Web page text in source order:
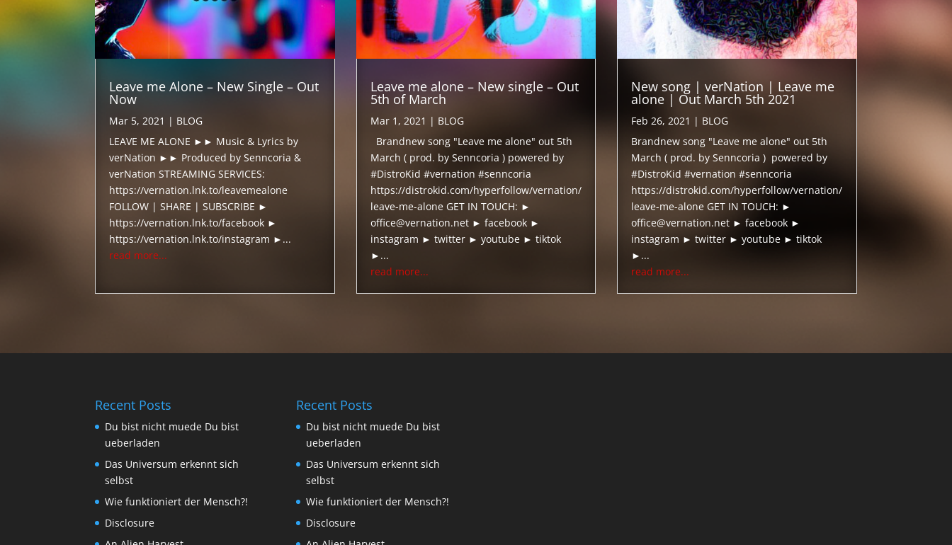
Leave me Alone – New Single – Out
Now
Mar 5, 2021 | BLOG
LEAVE ME ALONE ►► Music & Lyrics by
verNation ►► Produced by Senncoria &
verNation STREAMING SERVICES:
https://vernation.lnk.to/leavemealone
FOLLOW | SHARE | SUBSCRIBE ►
https://vernation.lnk.to/facebook ►
https://vernation.lnk.to/instagram ►...
read more...
Leave me alone – New single – Out
5th of March
Mar 1, 2021 | BLOG
Brandnew song "Leave me alone" out 5th
March ( prod. by Senncoria ) powered by
#DistroKid #vernation #senncoria
https://distrokid.com/hyperfollow/vernation/
leave-me-alone GET IN TOUCH: ►
office@vernation.net ► facebook ►
instagram ► twitter ► youtube ► tiktok
►...
read more...
New song | verNation | Leave me
alone | Out March 5th 2021
Feb 26, 2021 | BLOG
Brandnew song "Leave me alone" out 5th
March ( prod. by Senncoria ) powered by
#DistroKid #vernation #senncoria
https://distrokid.com/hyperfollow/vernation/
leave-me-alone GET IN TOUCH: ►
office@vernation.net ► facebook ►
instagram ► twitter ► youtube ► tiktok
►...
read more...
Recent Posts
Du bist nicht muede Du bist
ueberladen
Das Universum erkennt sich
selbst
Wie funktioniert der Mensch?!
Disclosure
Recent Posts
Du bist nicht muede Du bist
ueberladen
Das Universum erkennt sich
selbst
Wie funktioniert der Mensch?!
Disclosure